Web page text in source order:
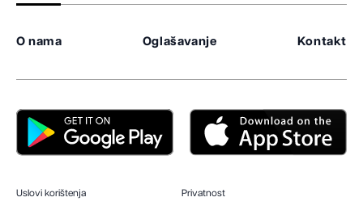
O nama Oglašavanje Kontakt
Uslovi korištenja Privatnost